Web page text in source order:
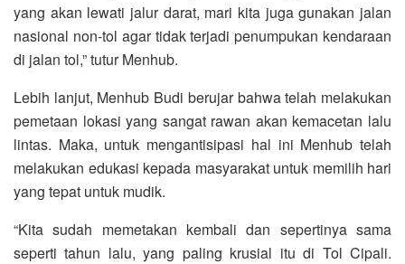
yang akan lewati jalur darat, mari kita juga gunakan jalan
nasional non-tol agar tidak terjadi penumpukan kendaraan
di jalan tol,” tutur Menhub.
Lebih lanjut, Menhub Budi berujar bahwa telah melakukan
pemetaan lokasi yang sangat rawan akan kemacetan lalu
lintas. Maka, untuk mengantisipasi hal ini Menhub telah
melakukan edukasi kepada masyarakat untuk memilih hari
yang tepat untuk mudik.
“Kita sudah memetakan kembali dan sepertinya sama
seperti tahun lalu, yang paling krusial itu di Tol Cipali.